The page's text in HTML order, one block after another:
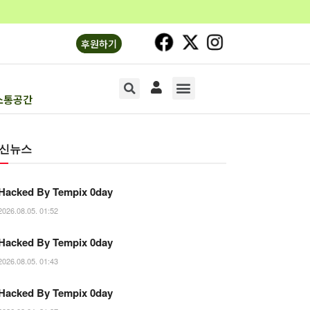
후원하기
통공간
뉴스
By Tempix 0day
01:52
By Tempix 0day
01:43
By Tempix 0day